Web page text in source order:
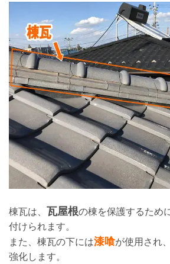
棟瓦は、 瓦屋根の棟を保護するため
付けられます。
また、棟瓦の下には漆喰が使用され
強化します。